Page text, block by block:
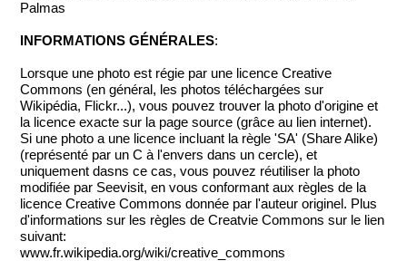
Palmas
INFORMATIONS GÉNÉRALES:
Lorsque une photo est régie par une licence Creative
Commons (en général, les photos téléchargées sur
Wikipédia, Flickr...), vous pouvez trouver la photo d'origine et
la licence exacte sur la page source (grâce au lien internet).
Si une photo a une licence incluant la règle 'SA' (Share Alike)
(représenté par un C à l'envers dans un cercle), et
uniquement dasns ce cas, vous pouvez réutiliser la photo
modifiée par Seevisit, en vous conformant aux règles de la
licence Creative Commons donnée par l'auteur originel. Plus
d'informations sur les règles de Creatvie Commons sur le lien
suivant:
www.fr.wikipedia.org/wiki/creative_commons